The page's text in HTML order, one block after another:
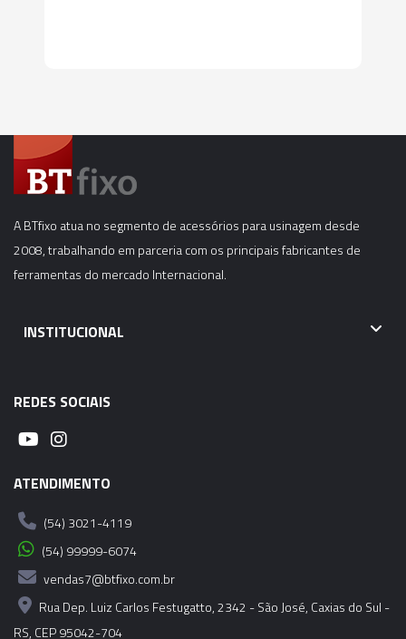
A BTfixo atua no segmento de acessórios para usinagem desde
2008, trabalhando em parceria com os principais fabricantes de
ferramentas do mercado Internacional.
INSTITUCIONAL
REDES SOCIAIS
ATENDIMENTO
(54) 3021-4119
(54) 99999-6074
vendas7@btfixo.com.br
Rua Dep. Luiz Carlos Festugatto, 2342 - São José, Caxias do Sul -
RS, CEP 95042-704